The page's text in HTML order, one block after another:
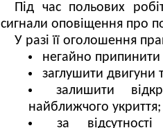
Під час польових
сигнали оповіщення про
У разі її оголошення
негайно
заглушити двигуни
залишити
найближчого укриття;
за